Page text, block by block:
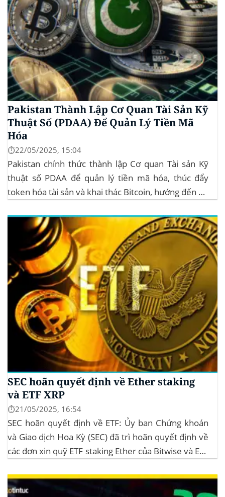
Pakistan Thành Lập Cơ Quan Tài Sản Kỹ
Thuật Số (PDAA) Để Quản Lý Tiền Mã
Hóa
⏱️22/05/2025, 15:04
Pakistan chính thức thành lập Cơ quan Tài sản Kỹ
thuật số PDAA để quản lý tiền mã hóa, thúc đẩy
token hóa tài sản và khai thác Bitcoin, hướng đến hệ
Hóa Mới tại Pakistan Chính phủ Pakistan...
SEC hoãn quyết định về Ether staking
và ETF XRP
⏱️21/05/2025, 16:54
SEC hoãn quyết định về ETF: Ủy ban Chứng khoán
và Giao dịch Hoa Kỳ (SEC) đã trì hoãn quyết định về
các đơn xin quỹ ETF staking Ether của Bitwise và ETF
10/2025 để thu thập thêm ý kiến công...